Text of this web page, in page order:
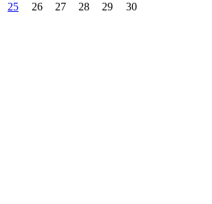
25
26 27 28 29 30